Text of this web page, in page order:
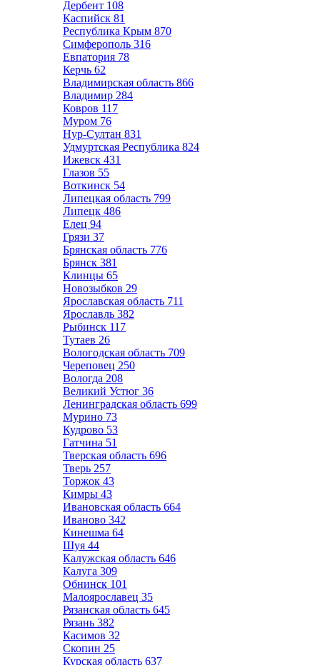
Дербент 108
Каспийск 81
Республика Крым 870
Симферополь 316
Евпатория 78
Керчь 62
Владимирская область 866
Владимир 284
Ковров 117
Муром 76
Нур-Султан 831
Удмуртская Республика 824
Ижевск 431
Глазов 55
Воткинск 54
Липецкая область 799
Липецк 486
Елец 94
Грязи 37
Брянская область 776
Брянск 381
Клинцы 65
Новозыбков 29
Ярославская область 711
Ярославль 382
Рыбинск 117
Тутаев 26
Вологодская область 709
Череповец 250
Вологда 208
Великий Устюг 36
Ленинградская область 699
Мурино 73
Кудрово 53
Гатчина 51
Тверская область 696
Тверь 257
Торжок 43
Кимры 43
Ивановская область 664
Иваново 342
Кинешма 64
Шуя 44
Калужская область 646
Калуга 309
Обнинск 101
Малоярославец 35
Рязанская область 645
Рязань 382
Касимов 32
Скопин 25
Курская область 637